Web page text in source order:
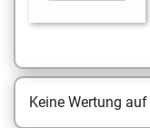
Keine Wertung auf